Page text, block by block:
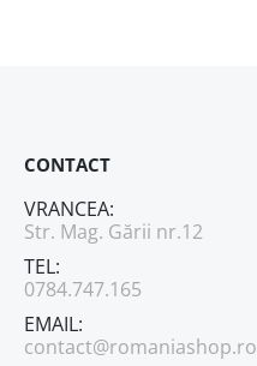
CONTACT
VRANCEA:
Str. Mag. Gării nr.12
TEL:
0784.747.165
EMAIL:
contact@romaniashop.ro